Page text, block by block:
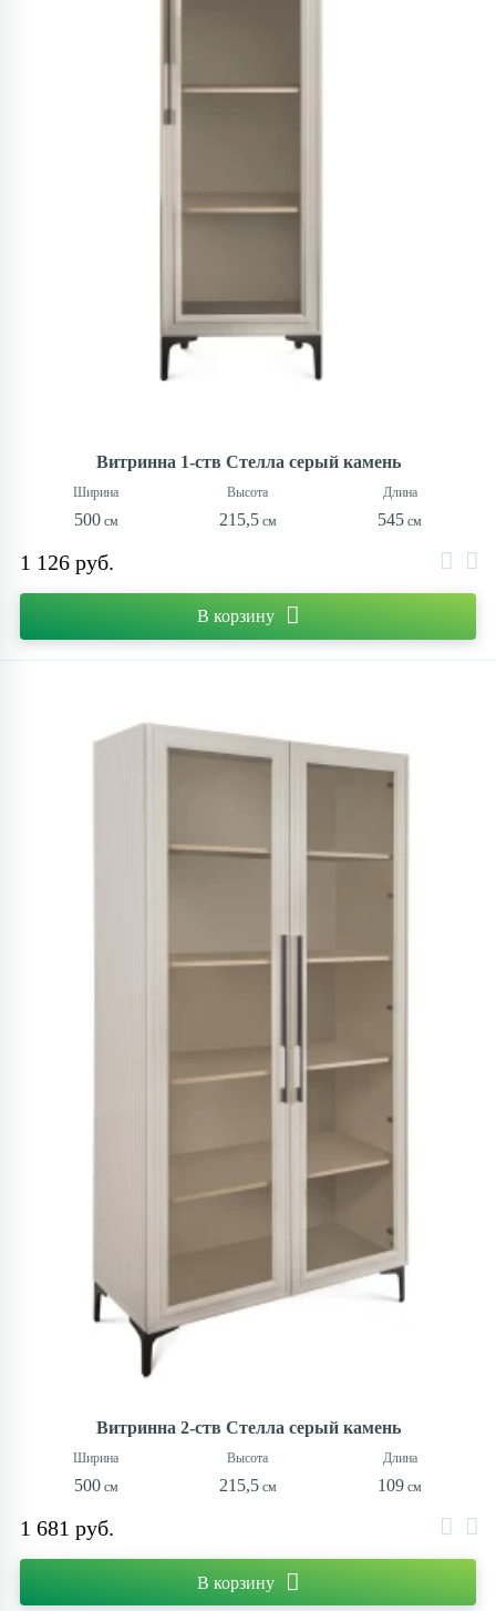
Витринна 1-ств Стелла серый камень
500 215,5 545
1 126 руб.
В корзину
Витринна 2-ств Стелла серый камень
500 215,5 109
1 681 руб.
В корзину